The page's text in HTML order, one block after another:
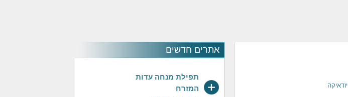
אתרים חדשים
תפילת מנחה עדות
המזרח
יודאיקה